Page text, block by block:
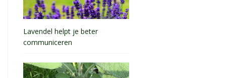
Lavendel helpt je beter
communiceren